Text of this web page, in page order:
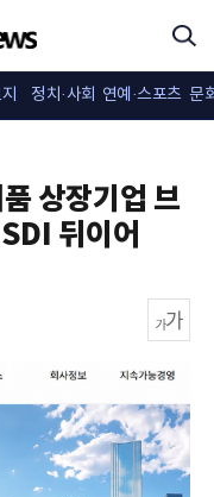
정치·사회 연예·스포츠 문
상장기업 브
뒤이어